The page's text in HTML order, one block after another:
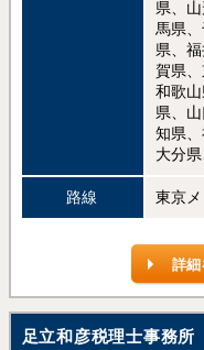
県、
馬県
県、
賀県、
和歌
県、
知県、
大分
路線 東京
詳細
足立和彦税理士事務所